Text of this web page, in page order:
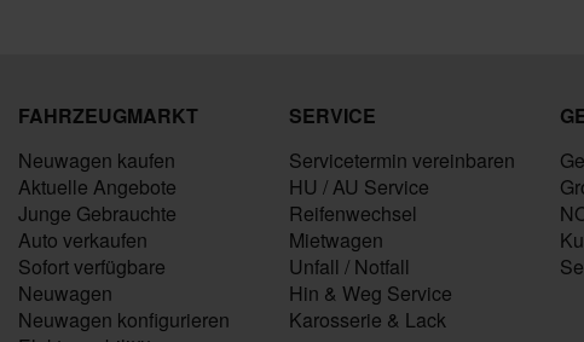
FAHRZEUGMARKT
Neuwagen kaufen
Aktuelle Angebote
Junge Gebrauchte
Auto verkaufen
Sofort verfügbare
Neuwagen
Neuwagen konfigurieren
SERVICE
Servicetermin vereinbaren
HU / AU Service
Reifenwechsel
Mietwagen
Unfall / Notfall
Hin & Weg Service
Karosserie & Lack